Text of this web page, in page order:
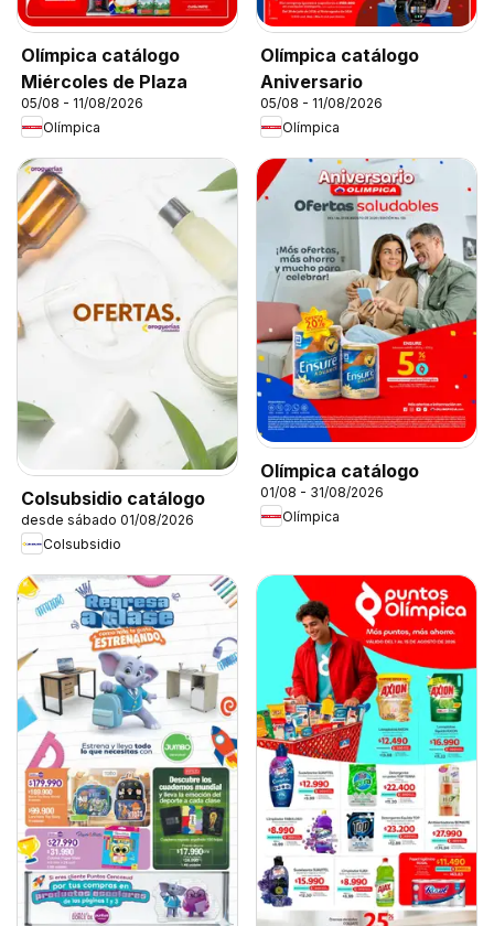
Olímpica catálogo
Miércoles de Plaza
05/08 - 11/08/2026
Olímpica
Olímpica catálogo
Aniversario
05/08 - 11/08/2026
Olímpica
Colsubsidio catálogo
desde sábado 01/08/2026
Colsubsidio
Olímpica catálogo
01/08 - 31/08/2026
Olímpica